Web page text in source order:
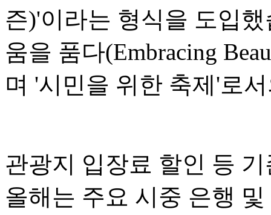
즌)'이라는 형식을 도입
움을 품다(Embracing
며 '시민을 위한 축제'로
관광지 입장료 할인 등
올해는 주요 시중 은행